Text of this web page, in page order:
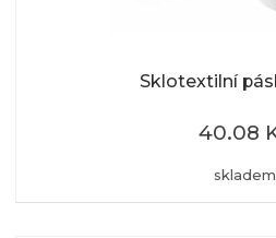
Sklotextilní
skladem
40.08